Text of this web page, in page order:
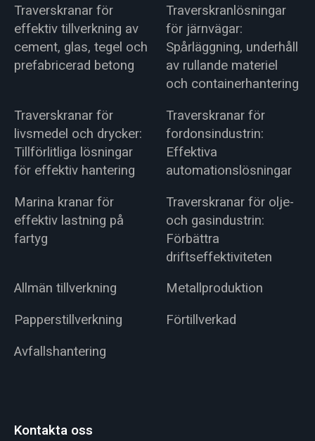
Traverskranar för
effektiv tillverkning av
cement, glas, tegel och
prefabricerad betong
Traverskranlösningar
för järnvägar:
Spårläggning, underhåll
av rullande materiel
och containerhantering
Traverskranar för
livsmedel och drycker:
Tillförlitliga lösningar
för effektiv hantering
Traverskranar för
fordonsindustrin:
Effektiva
automationslösningar
Marina kranar för
effektiv lastning på
fartyg
Traverskranar för olje-
och gasindustrin:
Förbättra
driftseffektiviteten
Allmän tillverkning
Metallproduktion
Papperstillverkning
Förtillverkad
Avfallshantering
Kontakta oss